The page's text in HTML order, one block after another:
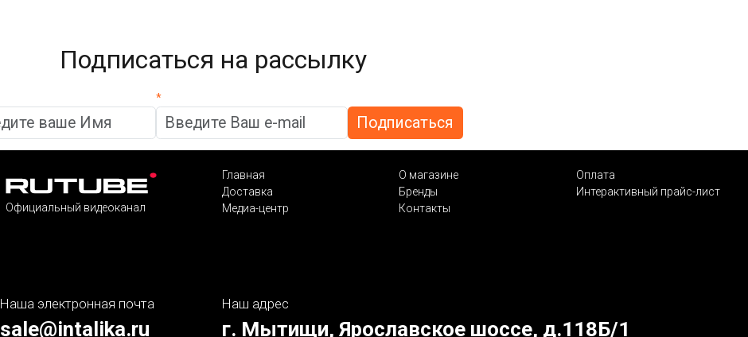
Подписаться на рассылку
*
Официальный видеоканал
Главная О магазине
Оплата
Доставка
Бренды
Интерактивный прайс-лист
Медиа-центр
Контакты
Наша электронная почта
sale@intalika.ru
Наш адрес
г. Мытищи, Ярославское шоссе, д.118Б/1